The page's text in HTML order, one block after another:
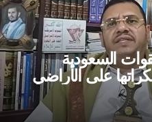
السعودية
على الأراضي